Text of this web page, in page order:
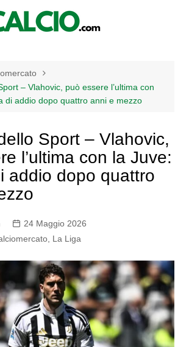
– Vlahovic, può essere l’ultima con
di addio dopo quattro anni e mezzo
Sport – Vlahovic,
l’ultima con la Juve:
addio dopo quattro
24 Maggio 2026
, La Liga